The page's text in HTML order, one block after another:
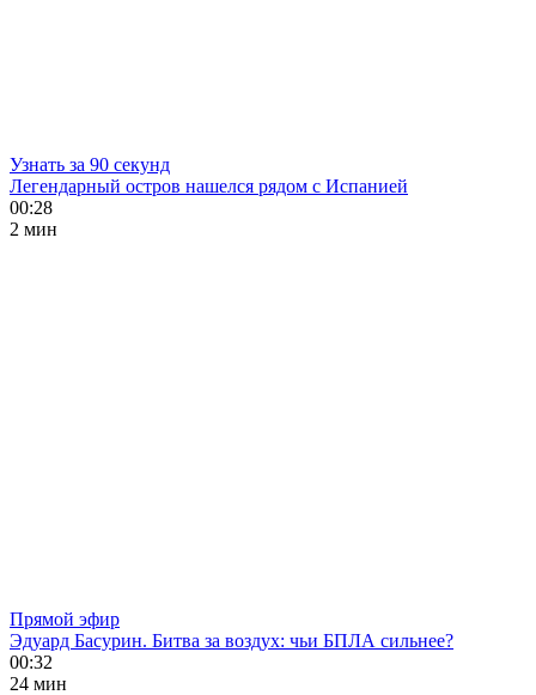
Узнать за 90 секунд
Легендарный остров нашелся рядом с Испанией
00:28
2 мин
Прямой эфир
Эдуард Басурин. Битва за воздух: чьи БПЛА сильнее?
00:32
24 мин